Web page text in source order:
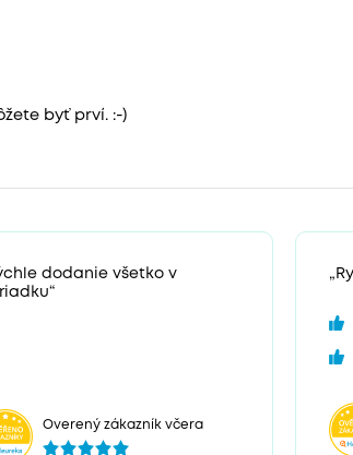
byť prví. :-)
dodanie všetko v
Overený zákazník včera